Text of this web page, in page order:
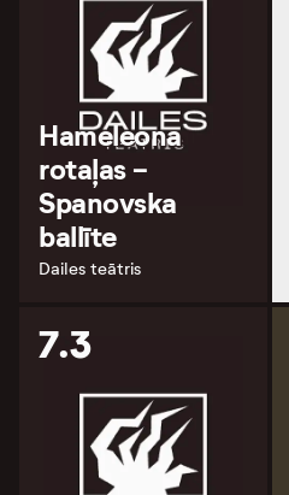
Hameleona
rotaļas -
Spanovska
ballīte
Dailes teātris
7.3